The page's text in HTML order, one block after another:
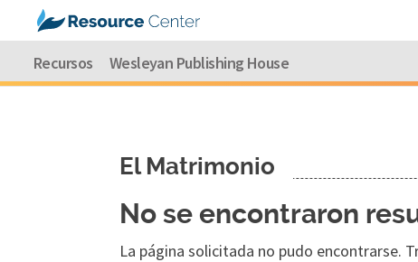
Recursos Wesleyan Publishing House
El Matrimonio
No se encontraron
La página solicitada no pudo encontrarse.